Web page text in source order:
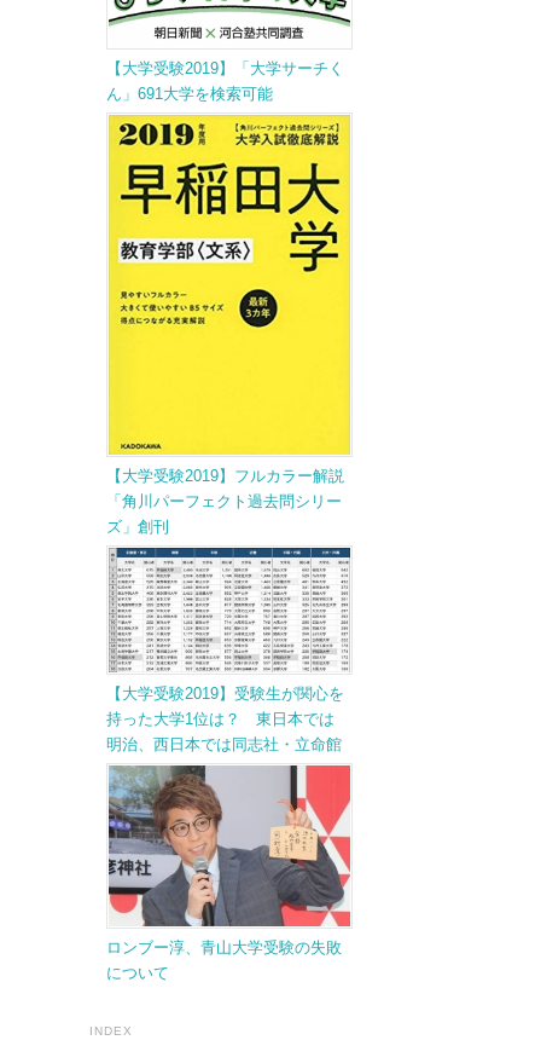
【大学受験2019】「大学サーチく
ん」691大学を検索可能
【大学受験2019】フルカラー解説
「角川パーフェクト過去問シリー
ズ」創刊
【大学受験2019】受験生が関心を
持った大学1位は？ 東日本では
明治、西日本では同志社・立命館
ロンブー淳、青山大学受験の失敗
について
INDEX